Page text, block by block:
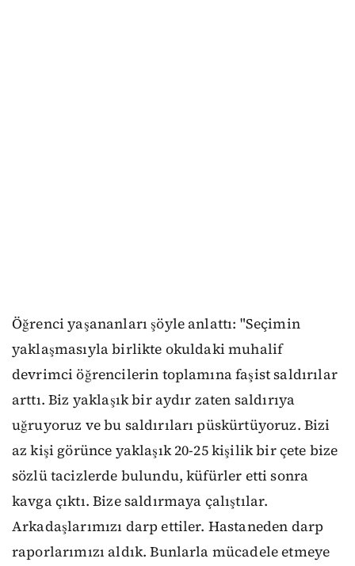
Öğrenci yaşananları şöyle anlattı: "Seçimin
yaklaşmasıyla birlikte okuldaki muhalif
devrimci öğrencilerin toplamına faşist saldırılar
arttı. Biz yaklaşık bir aydır zaten saldırıya
uğruyoruz ve bu saldırıları püskürtüyoruz. Bizi
az kişi görünce yaklaşık 20-25 kişilik bir çete bize
sözlü tacizlerde bulundu, küfürler etti sonra
kavga çıktı. Bize saldırmaya çalıştılar.
Arkadaşlarımızı darp ettiler. Hastaneden darp
raporlarımızı aldık. Bunlarla mücadele etmeye